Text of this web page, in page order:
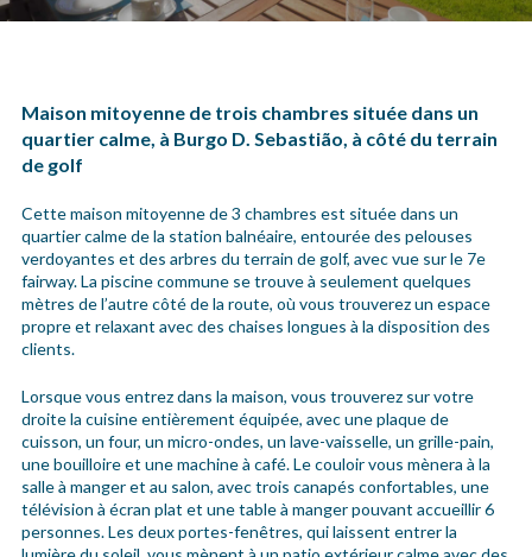
Maison mitoyenne de trois chambres située dans un
quartier calme, à Burgo D. Sebastião, à côté du terrain
de golf
Cette maison mitoyenne de 3 chambres est située dans un
quartier calme de la station balnéaire, entourée des pelouses
verdoyantes et des arbres du terrain de golf, avec vue sur le 7e
fairway. La piscine commune se trouve à seulement quelques
mètres de l’autre côté de la route, où vous trouverez un espace
propre et relaxant avec des chaises longues à la disposition des
clients.
Lorsque vous entrez dans la maison, vous trouverez sur votre
droite la cuisine entièrement équipée, avec une plaque de
cuisson, un four, un micro-ondes, un lave-vaisselle, un grille-pain,
une bouilloire et une machine à café. Le couloir vous mènera à la
salle à manger et au salon, avec trois canapés confortables, une
télévision à écran plat et une table à manger pouvant accueillir 6
personnes. Les deux portes-fenêtres, qui laissent entrer la